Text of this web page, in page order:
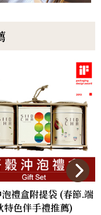
禮盒附提袋 (春節.端
特色伴手禮推薦)